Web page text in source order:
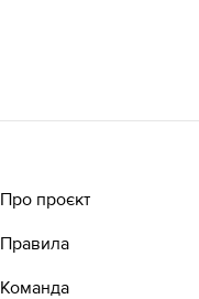
Про проєкт
Правила
Команда